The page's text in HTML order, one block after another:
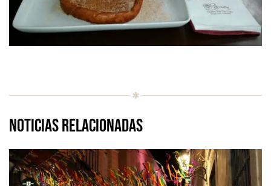
Noticias relacionadas